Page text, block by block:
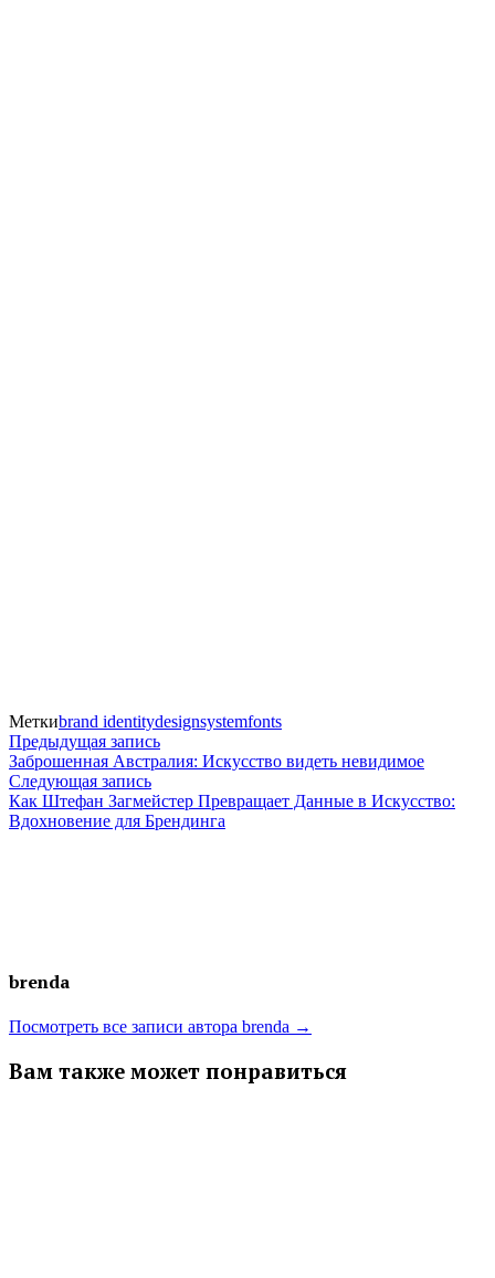
Меткиbrand identitydesignsystemfonts
Навигация
по
записям
Предыдущая записьПредыдущая
запись:
Заброшенная Австралия: Искусство видеть невидимое
Следующая записьСледующая
запись:
Как Штефан Загмейстер Превращает Данные в Искусство:
Вдохновение для Брендинга
brenda
Посмотреть все записи автора brenda →
Вам также может понравиться